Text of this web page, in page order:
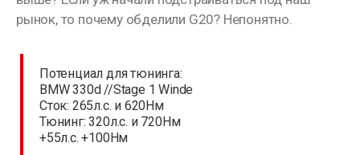
рынок, то почему обделили G20? Непонятно.
Потенциал для тюнинга:
BMW 330d //Stage 1 Winde
Сток: 265л.с. и 620Нм
Тюнинг: 320л.с. и 720Нм
+55л.с. +100Нм